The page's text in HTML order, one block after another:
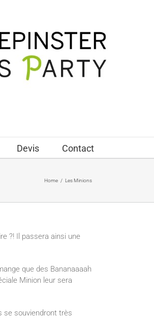
Devis Contact
Home / Les Minions
?! Il passera ainsi une
que des Bananaaaah
Minion leur sera
se souviendront très